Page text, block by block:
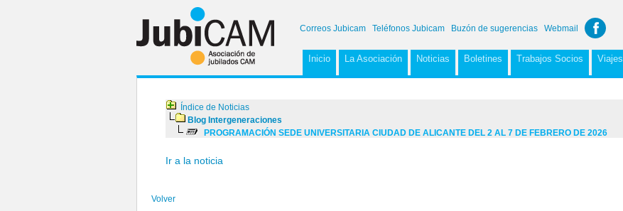
Correos Jubicam Teléfonos Jubicam Buzón de sugerencias Webmail
Inicio La Asociación Noticias Boletines Trabajos Socios Viajes
Índice de Noticias
Blog Intergeneraciones
PROGRAMACIÓN SEDE UNIVERSITARIA CIUDAD DE ALICANTE DEL 2 AL 7 DE FEBRERO DE 2026
Ir a la noticia
Volver